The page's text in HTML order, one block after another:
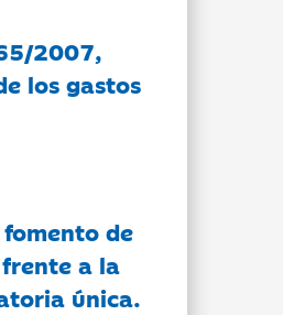
2007,
los gastos
de
a la
única.